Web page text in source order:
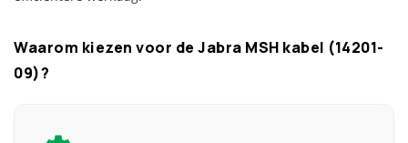
Waarom kiezen voor de Jabra MSH kabel (14201-
09)?